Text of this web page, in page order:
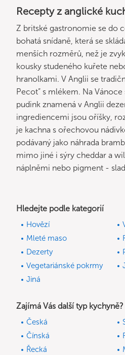
Recepty z anglické
Z britské gastronomie se do
bohatá snídaně, která se
menších rozměrů, než je
kousky studeného kuřete
hranolkami. V Anglii se
Pecot” s mlékem. Na
pudink znamená v Anglii
ingrediencemi jsou oříšky,
je kachna s ořechovou
podávaný jako náhrada
mimo jiné i sýry cheddar a
náplněmi nebo pigment -
Hledejte podle kategorií
Hovězí
Mleté maso
Dezerty
Vegetariánské pokrmy
Jiná
Zajímá Vás další typ kychyně?
Česká
Čínská
Řecká